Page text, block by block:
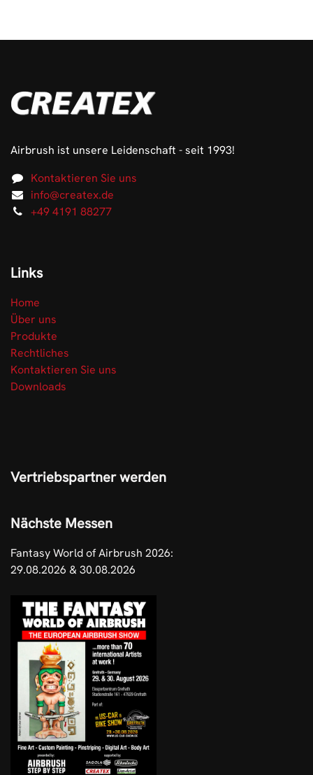
Airbrush ist unsere Leidenschaft - seit 1993!
Kontaktieren Sie uns
info@createx.de
+49 4191 88277
Links
Home
Über uns
Produkte
Rechtliches
Kontaktieren Sie uns
Downloads
Vertriebspartner werden
Nächste Messen
Fantasy World of Airbrush 2026:
29.08.2026 & 30.08.2026